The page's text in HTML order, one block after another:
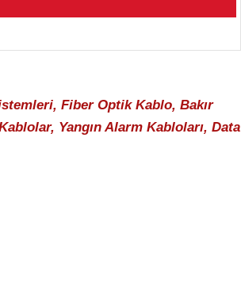
Fiber Optik Kablo, Bakır
Yangın Alarm Kabloları, Data